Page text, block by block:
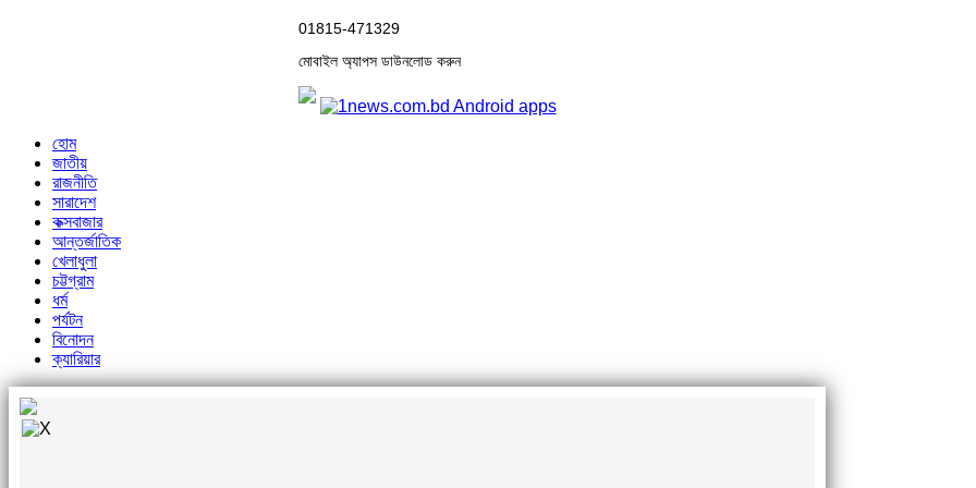
01815-471329
মোবাইল অ্যাপস ডাউনলোড করুন
হোম
জাতীয়
রাজনীতি
সারাদেশ
কক্সবাজার
আন্তর্জাতিক
খেলাধুলা
চট্টগ্রাম
ধর্ম
পর্যটন
বিনোদন
ক্যারিয়ার